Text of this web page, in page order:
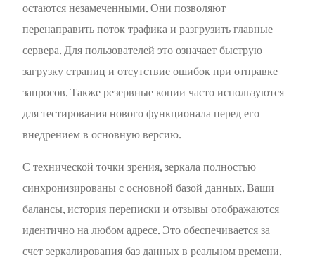
остаются незамеченными. Они позволяют
перенаправить поток трафика и разгрузить главные
сервера. Для пользователей это означает быструю
загрузку страниц и отсутствие ошибок при отправке
запросов. Также резервные копии часто используются
для тестирования нового функционала перед его
внедрением в основную версию.
С технической точки зрения, зеркала полностью
синхронизированы с основной базой данных. Ваши
балансы, история переписки и отзывы отображаются
идентично на любом адресе. Это обеспечивается за
счет зеркалирования баз данных в реальном времени.